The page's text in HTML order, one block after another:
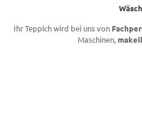
Ihr Teppich wird bei uns von
Maschinen,